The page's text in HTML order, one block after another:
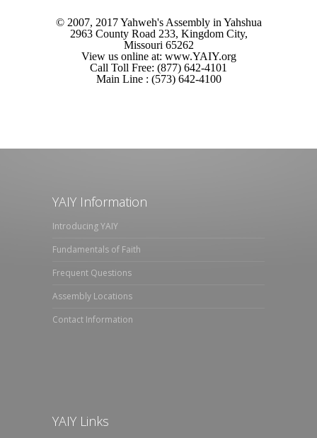
© 2007, 2017 Yahweh's Assembly in Yahshua
2963 County Road 233, Kingdom City,
Missouri 65262
View us online at: www.YAIY.org
Call Toll Free: (877) 642-4101
Main Line : (573) 642-4100
YAIY Information
Introducing YAIY
Fundamentals of Faith
Frequent Questions
Assembly Locations
Contact Information
YAIY Links